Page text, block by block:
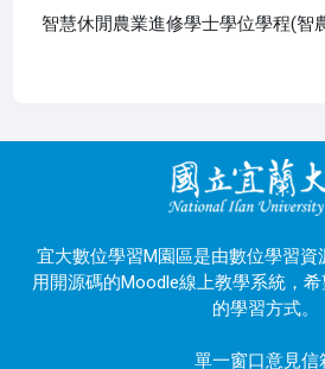
智慧休閒農業進修學士學位學程(智
宜大數位學習M園區是由數位學習
用開源碼的Moodle線上教學系統，
的學習方式。
單一窗口意見信